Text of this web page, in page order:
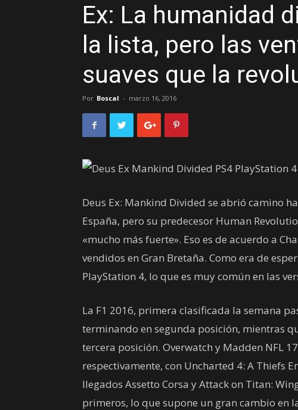
Ex: La humanidad
la lista, pero las
suaves que la
Por Boscal - marzo 16, 2016
Deus Ex: Mankind Divided se abrió camino
España, pero su predecesor Human
«mucho más fuerte». Eso es de acuerdo a
vendidos en Gran Bretaña. Como era de
PlayStation 4, lo que es muy común en las
La F1 2016, primera clasificada la semana
terminando en segunda posición, mientras
tercera posición. Overwatch y Madden NFL
respectivamente, con Uncharted 4: A Thiefs
llegados Assetto Corsa y Attack on Titan:
primeros, lo que supone un gran cambio en